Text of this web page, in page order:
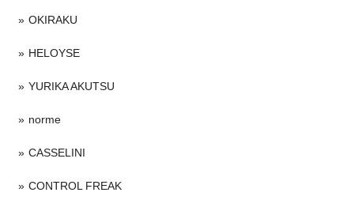
OKIRAKU
HELOYSE
YURIKA AKUTSU
norme
CASSELINI
CONTROL FREAK